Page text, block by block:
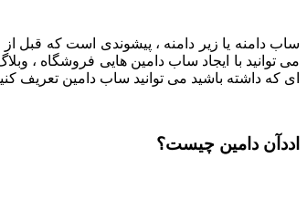
ساب دامنه یا زیر دامنه ، پیشوندی است که قبل
ای که داشته باشید می توانید ساب دامین تعریف
اددآن دامین چیست؟